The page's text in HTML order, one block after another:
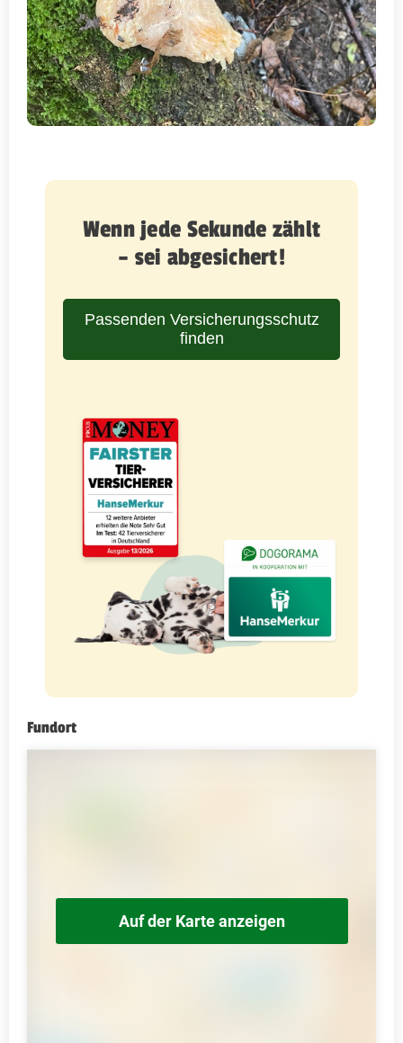
Wenn jede Sekunde zählt
– sei abgesichert!
Passenden Versicherungsschutz
finden
Fundort
Auf der Karte anzeigen